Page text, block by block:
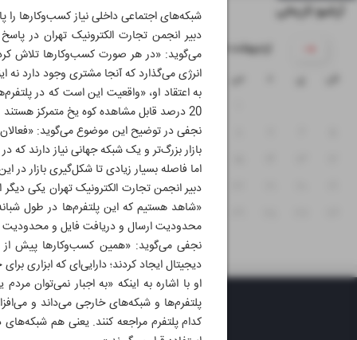
شبکه‌های اجتماعی داخلی نیاز کسب‌و‌کارها را
دبیر انجمن تجارت الکترونیک تهران در
می‌گوید: «در هر صورت کسب‌وکارها تلاش
انرژی می‌گذارد که آنجا مشتری وجود دارد نه
به اعتقاد او، «واقعیت این است که در
20 درصد قابل مشاهده کوه یخ متمرکز هستند و به آن 80 درصد زیرساختی توجهی ندارند.»
نجفی در توضیح این موضوع می‌گوید: «فعالان
بازار بزرگ‌تر و یک شبکه جهانی نیاز دارند
اما فاصله بسیار زیادی تا شکل‌گیری بازار در
دبیر انجمن تجارت الکترونیک تهران یکی
«شاهد هستیم که این پلتفرم‌ها در طول
محدودیت ارسال و دریافت فایل و محدودیت
نجفی می‌گوید: «همین کسب‌وکارها پیش از
دیجیتال ایجاد کردند؛ دارایی‌ای که ابزاری
او با اشاره به اینکه «به اجبار نمی‌توان
پلتفرم‌ها و شبکه‌های خارجی می‌داند و
کدام پلتفرم مراجعه کنند. یعنی هم
آرشیو تاریخی
۱۴۰۵ اردیبهشت
پ ج
۳
۴
۱۰
۱۱
۱۶ ۱۷
۱۸
۲۳ ۲۴
۲۵
۳۰ ۳۱